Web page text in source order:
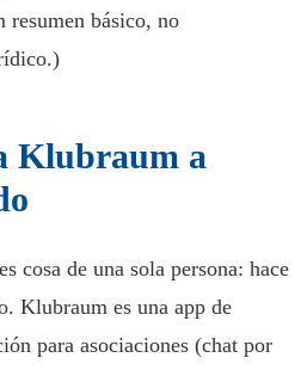
resumen básico, no
Klubraum a
cosa de una sola persona: hace
Klubraum es una app de
para asociaciones (chat por